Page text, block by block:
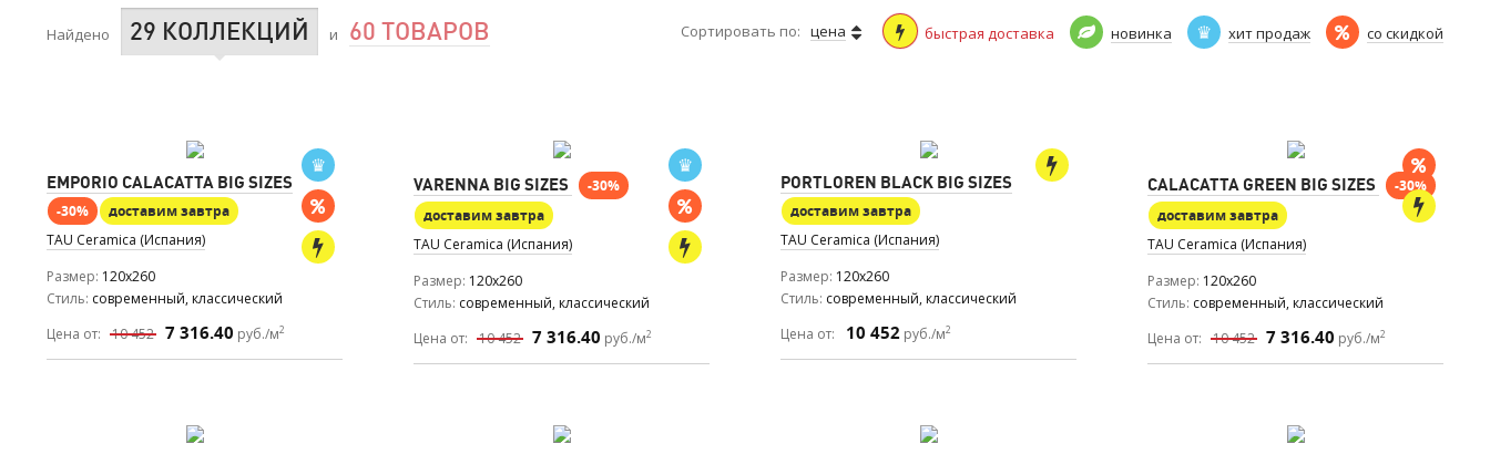
Найдено 29 КОЛЛЕКЦИЙ и 60 ТОВАРОВ Сортировать по: цена быстрая доставка новинка хит продаж со скидкой
EMPORIO CALACATTA BIG SIZES
-30%
доставим завтра
TAU Ceramica (Испания)
Размер 120x260
Стиль современный, классический
Цена от:
10 452 7 316.40 руб./м2
VARENNA BIG SIZES
-30%
доставим завтра
TAU Ceramica (Испания)
Размер 120x260
Стиль современный, классический
Цена от:
10 452 7 316.40 руб./м2
PORTLOREN BLACK BIG SIZES
доставим завтра
TAU Ceramica (Испания)
Размер 120x260
Стиль современный, классический
Цена от:
10 452 руб./м2
CALACATTA GREEN BIG SIZES
-30%
доставим завтра
TAU Ceramica (Испания)
Размер 120x260
Стиль современный, классический
Цена от:
10 452 7 316.40 руб./м2